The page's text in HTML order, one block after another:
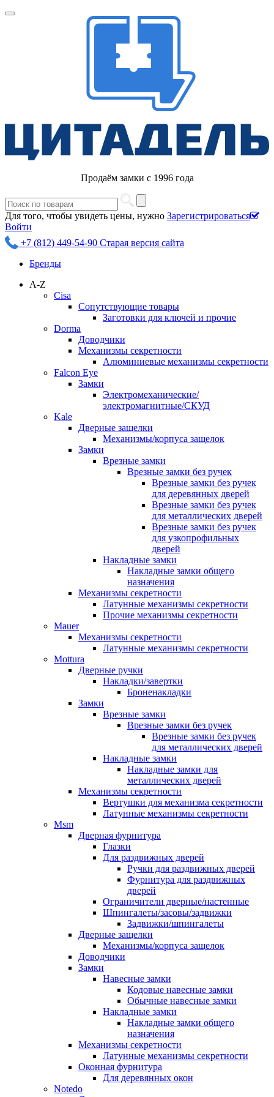
Продаём замки с 1996 года
Для того, чтобы увидеть цены, нужно Зарегистрироваться
Войти
+7 (812) 449-54-90 Старая версия сайта
Бренды
A-Z
Cisa
Сопутствующие товары
Заготовки для ключей и прочие
Dorma
Доводчики
Механизмы секретности
Алюминиевые механизмы секретности
Falcon Eye
Замки
Электромеханические/
электромагнитные/СКУД
Kale
Дверные защелки
Механизмы/корпуса защелок
Замки
Врезные замки
Врезные замки без ручек
Врезные замки без ручек
для деревянных дверей
Врезные замки без ручек
для металлических дверей
Врезные замки без ручек
для узкопрофильных
дверей
Накладные замки
Накладные замки общего
назначения
Механизмы секретности
Латунные механизмы секретности
Прочие механизмы секретности
Mauer
Механизмы секретности
Латунные механизмы секретности
Mottura
Дверные ручки
Накладки/завертки
Броненакладки
Замки
Врезные замки
Врезные замки без ручек
Врезные замки без ручек
для металлических дверей
Накладные замки
Накладные замки для
металлических дверей
Механизмы секретности
Вертушки для механизма секретности
Латунные механизмы секретности
Msm
Дверная фурнитура
Глазки
Для раздвижных дверей
Ручки для раздвижных дверей
Фурнитура для раздвижных
дверей
Ограничители дверные/настенные
Шпингалеты/засовы/задвижки
Задвижки/шпингалеты
Дверные защелки
Механизмы/корпуса защелок
Доводчики
Замки
Навесные замки
Кодовые навесные замки
Обычные навесные замки
Накладные замки
Накладные замки общего
назначения
Механизмы секретности
Латунные механизмы секретности
Оконная фурнитура
Для деревянных окон
Notedo